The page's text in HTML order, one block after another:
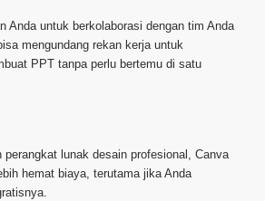
Anda untuk berkolaborasi dengan tim Anda
mengundang rekan kerja untuk
PPT tanpa perlu bertemu di satu
perangkat lunak desain profesional, Canva
hemat biaya, terutama jika Anda